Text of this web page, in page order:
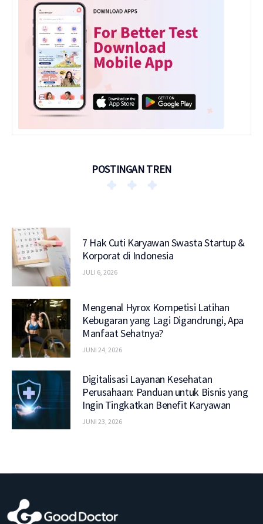
POSTINGAN TREN
7 Hak Cuti Karyawan Swasta Startup &
Korporat di Indonesia
JULI 6, 2026
Mengenal Hyrox Kompetisi Latihan
Kebugaran yang Lagi Digandrungi, Apa
Manfaat Sehatnya?
JUNI 24, 2026
Digitalisasi Layanan Kesehatan
Perusahaan: Panduan untuk Bisnis yang
Ingin Tingkatkan Benefit Karyawan
JUNI 23, 2026